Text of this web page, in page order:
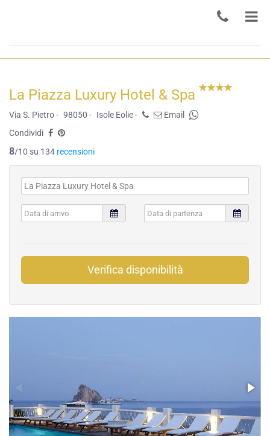
La Piazza Luxury Hotel & Spa
Via S. Pietro - 98050 - Isole Eolie -
Email
Condividi
8/10 su 134 recensioni
Verifica disponibilità